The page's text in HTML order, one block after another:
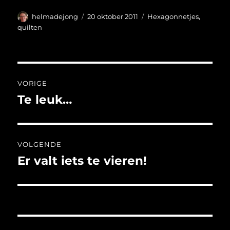
Auteur
helmadejong
Geplaatst
20 oktober 2011 Categorieën
Hexagonnetjes,
quilten
navigatie
VORIGE
Vorig
Te leuk…
VOLGENDE
Volgend
Er valt iets te vieren!